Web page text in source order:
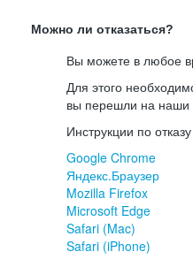
Можно ли отказаться?
Вы можете в любое
Для этого
вы перешли на наши
Инструкции по
Google Chrome
Яндекс.Браузер
Mozilla Firefox
Microsoft Edge
Safari (Mac)
Safari (iPhone)